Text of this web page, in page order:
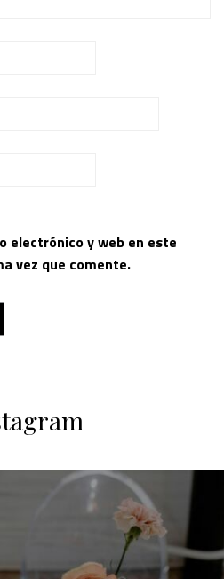
electrónico y web en este
vez que comente.